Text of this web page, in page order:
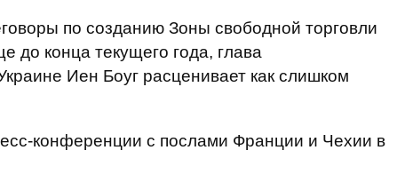
по созданию Зоны свободной торговли
до конца текущего года, глава
Иен Боуг расценивает как слишком
конференции с послами Франции и Чехии в